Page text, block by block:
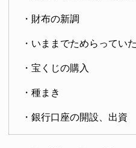
・財布の新調
・いままでためらってい
・宝くじの購入
・種まき
・銀行口座の開設、出資